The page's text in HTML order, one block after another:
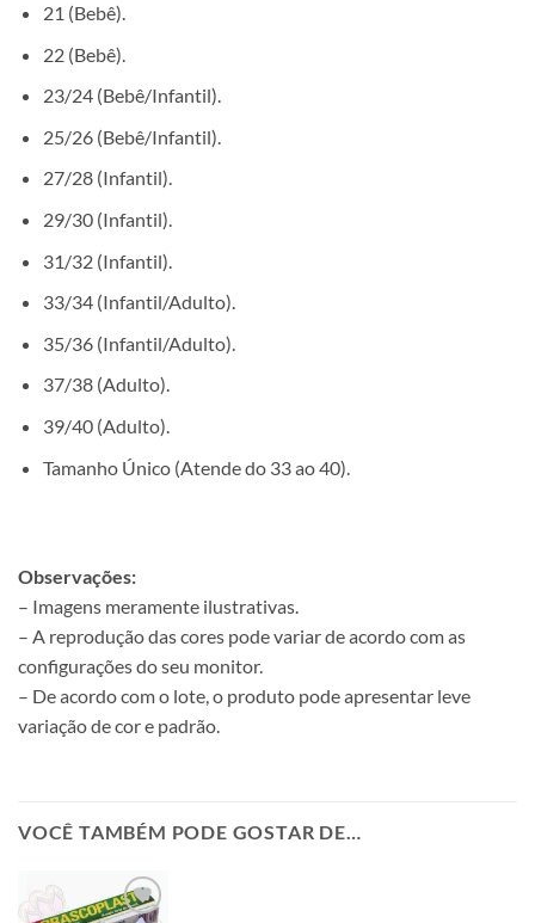
21 (Bebê).
22 (Bebê).
23/24 (Bebê/Infantil).
25/26 (Bebê/Infantil).
27/28 (Infantil).
29/30 (Infantil).
31/32 (Infantil).
33/34 (Infantil/Adulto).
35/36 (Infantil/Adulto).
37/38 (Adulto).
39/40 (Adulto).
Tamanho Único (Atende do 33 ao 40).
Observações:
– Imagens meramente ilustrativas.
– A reprodução das cores pode variar de acordo com as
configurações do seu monitor.
– De acordo com o lote, o produto pode apresentar leve
variação de cor e padrão.
VOCÊ TAMBÉM PODE GOSTAR DE…